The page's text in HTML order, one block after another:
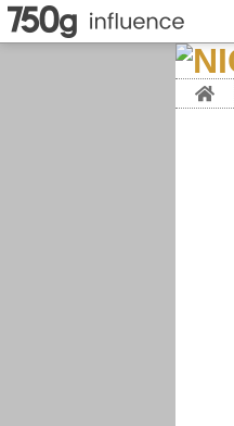
Home